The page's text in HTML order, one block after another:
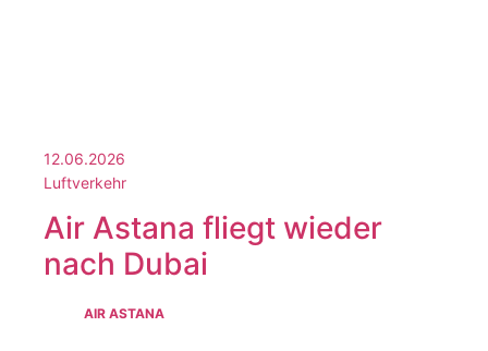
12.06.2026
Luftverkehr
Air Astana fliegt wieder
nach Dubai
AIR ASTANA